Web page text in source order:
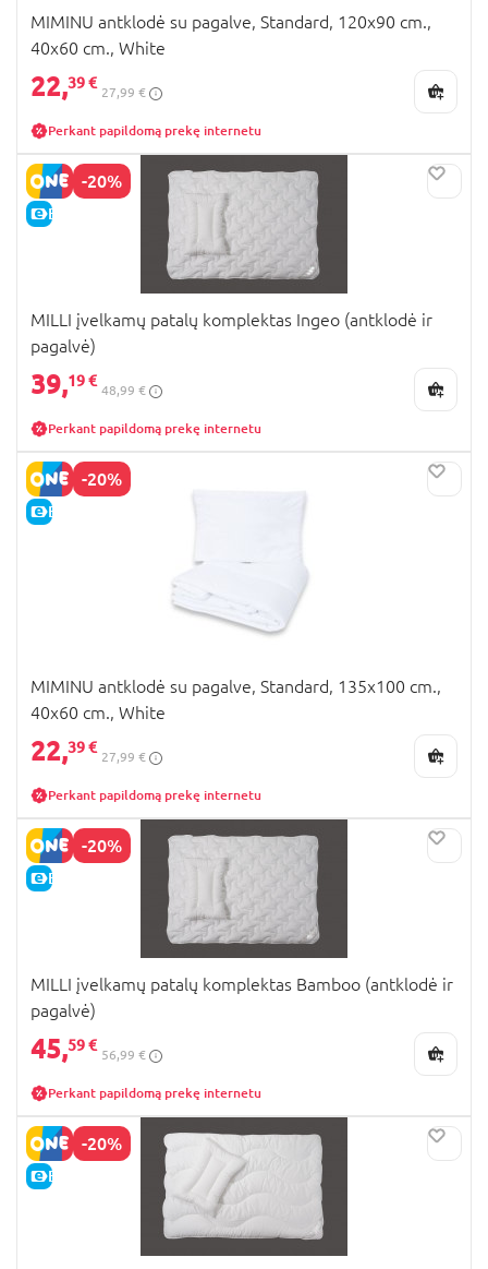
MIMINU antklodė su pagalve, Standard, 120x90 cm.,
40x60 cm., White
22,39 €
27,99 €
Perkant papildomą prekę internetu
-20%
E-KAINA
MILLI įvelkamų patalų komplektas Ingeo (antklodė ir
pagalvė)
39,19 €
48,99 €
Perkant papildomą prekę internetu
-20%
E-KAINA
MIMINU antklodė su pagalve, Standard, 135x100 cm.,
40x60 cm., White
22,39 €
27,99 €
Perkant papildomą prekę internetu
-20%
E-KAINA
MILLI įvelkamų patalų komplektas Bamboo (antklodė ir
pagalvė)
45,59 €
56,99 €
Perkant papildomą prekę internetu
-20%
E-KAINA